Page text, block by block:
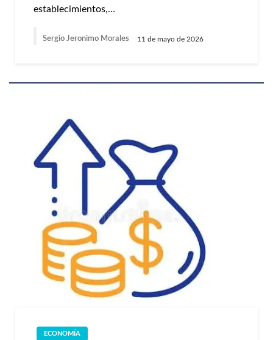
establecimientos,…
Sergio Jeronimo Morales 11 de mayo de 2026
ECONOMÍA